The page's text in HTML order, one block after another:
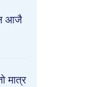
आजै
मात्र